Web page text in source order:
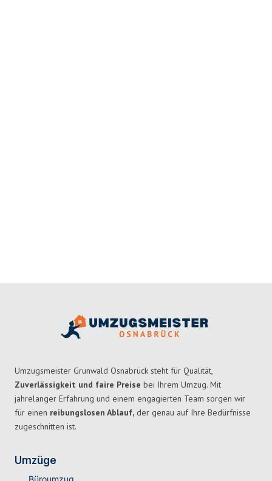
Umzugsmeister Grunwald Osnabrück steht für Qualität,
Zuverlässigkeit und faire Preise bei Ihrem Umzug. Mit
jahrelanger Erfahrung und einem engagierten Team sorgen wir
für einen reibungslosen Ablauf, der genau auf Ihre Bedürfnisse
zugeschnitten ist.
Umzüge